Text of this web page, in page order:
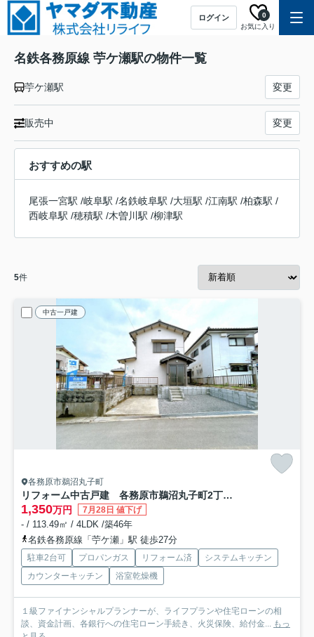
ログイン
お気に入り
0
名鉄各務原線 苧ケ瀬駅の物件一覧
苧ケ瀬駅 変更
販売中 変更
おすすめの駅
尾張一宮駅 /岐阜駅 /名鉄岐阜駅 /大垣駅 /江南駅 /柏森駅 /
西岐阜駅 /穂積駅 /木曽川駅 /柳津駅
5件
中古一戸建
各務原市鵜沼丸子町
リフォーム中古戸建 各務原市鵜沼丸子町2丁目 昭和55年築
1,350万円 7月28日 値下げ
- / 113.49㎡ / 4LDK /築46年
名鉄各務原線「苧ケ瀬」駅 徒歩27分
駐車2台可 プロパンガス リフォーム済
システムキッチン
カウンターキッチン
浴室乾燥機
１級ファイナンシャルプランナーが、ライフプランや住宅ローンの相
談、資金計画、各銀行への住宅ローン手続き、火災保険、給付金... もっ